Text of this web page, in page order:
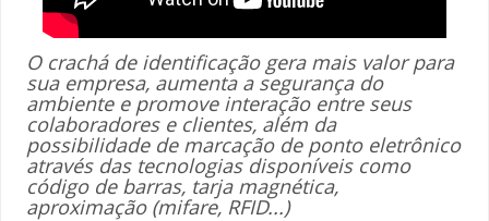
O crachá de identificação gera mais valor para
sua empresa, aumenta a segurança do
ambiente e promove interação entre seus
colaboradores e clientes, além da
possibilidade de marcação de ponto eletrônico
através das tecnologias disponíveis como
código de barras, tarja magnética,
aproximação (mifare, RFID...)